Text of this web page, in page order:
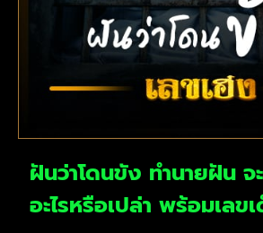
ฝันว่าโดนขัง ทำนายฝัน
อะไรหรือเปล่า พร้อมเลข